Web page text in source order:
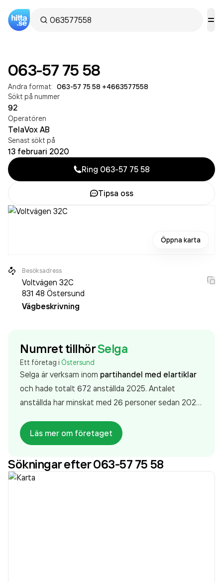
063-57 75 58
Andra format: 063-57 75 58 +4663577558
Sökt på nummer
92
Operatören
TelaVox AB
Senast sökt på
13 februari 2020
Ring 063-57 75 58
Tipsa oss
Öppna karta
Besöksadress
Voltvägen 32C
831 48 Östersund
Vägbeskrivning
Numret tillhörSelga
Ett företag i Östersund
Selga är verksam inom partihandel med elartiklar
och hade totalt 672 anställda 2025. Antalet
anställda har minskat med 26 personer sedan 2024
är ett aktiebolag som varit aktivt sedan 1972. Selga
omsatte 6 269 285 000,00 kr
räkenskapsåret (2025).
Läs mer om företaget
Sökningar efter 063-57 75 58